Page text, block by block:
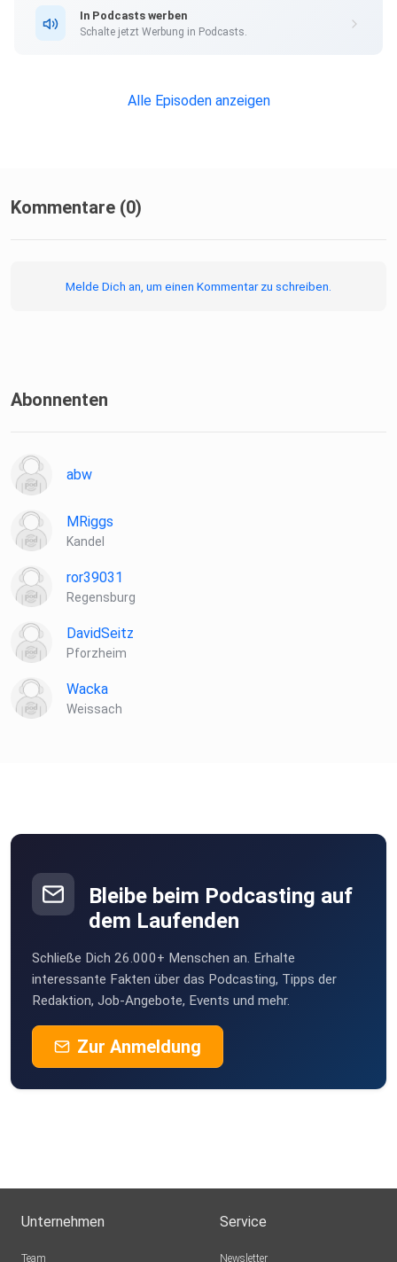
In Podcasts werben
Schalte jetzt Werbung in Podcasts.
Alle Episoden anzeigen
Kommentare (0)
Melde Dich an, um einen Kommentar zu schreiben.
Abonnenten
abw
MRiggs
Kandel
ror39031
Regensburg
DavidSeitz
Pforzheim
Wacka
Weissach
Bleibe beim Podcasting auf
dem Laufenden
Schließe Dich 26.000+ Menschen an. Erhalte
interessante Fakten über das Podcasting, Tipps der
Redaktion, Job-Angebote, Events und mehr.
Zur Anmeldung
Unternehmen
Team
Service
Newsletter